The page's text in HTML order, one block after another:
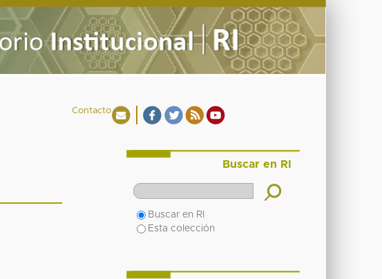
Contacto
Buscar en RI
Buscar en RI
Esta colección